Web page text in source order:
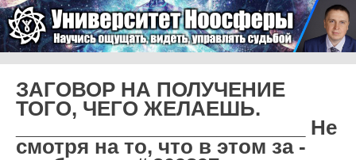
Университет Ноосферы
ЗАГОВОР НА ПОЛУЧЕНИЕ
ТОГО, ЧЕГО ЖЕЛАЕШЬ.
__________________________ Не
смотря на то, что в этом за -